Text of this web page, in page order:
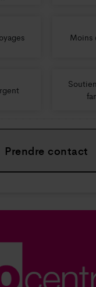
Moins
Prendre contact